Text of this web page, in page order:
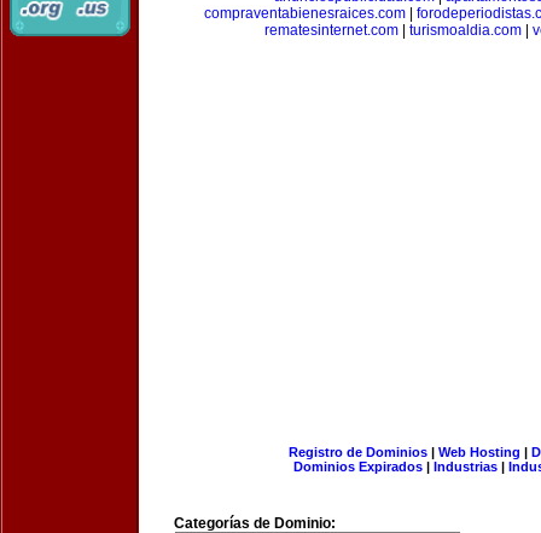
compraventabienesraices.com
rematesinternet.com| turismoaldia.com|
Registro de Dominios| Web Hosting |
Dominios Expirados | Industrias |
Categorías de Dominio: